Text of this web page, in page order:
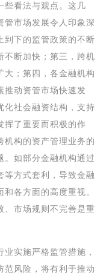
些看法与观点。这几
管市场发展令人印象深
到下的监管政策的不断
不断加快；第三，跨机
大；第四，各金融机构
推动资管市场快速发
化社会融资结构，支持
挥了重要而积极的作
机构的资产管理业务的
。如部分金融机构通过
等方式套利，导致金融
各方面的高度重视。
、市场规则不完善是重
实施严格监管措施，
范风险，将有利于推动